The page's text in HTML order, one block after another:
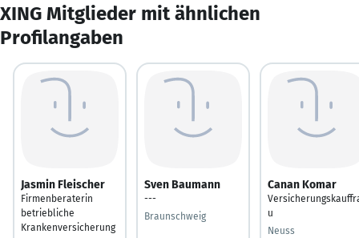
XING Mitglieder mit ähnlichen
Profilangaben
Jasmin Fleischer
Firmenberaterin
betriebliche
Krankenversicherung
Sven Baumann
---
Braunschweig
Canan Komar
u
Neuss